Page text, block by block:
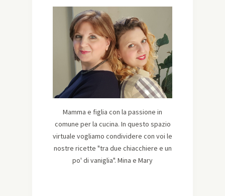
Mamma e figlia con la passione in
comune per la cucina. In questo spazio
virtuale vogliamo condividere con voi le
nostre ricette "tra due chiacchiere e un
po' di vaniglia". Mina e Mary